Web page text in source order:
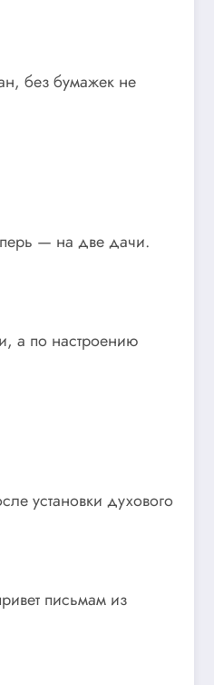
без бумажек не
— на две дачи.
а по настроению
установки духового
письмам из